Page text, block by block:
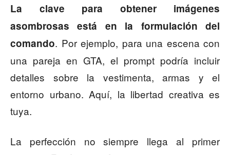
La clave para obtener imágenes
asombrosas está en la formulación del
comando. Por ejemplo, para una escena con
una pareja en GTA, el prompt podría incluir
detalles sobre la vestimenta, armas y el
entorno urbano. Aquí, la libertad creativa es
tuya.
La perfección no siempre llega al primer